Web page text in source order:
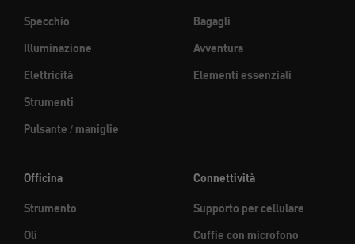
Specchio
Illuminazione
Elettricità
Strumenti
Pulsante / maniglie
Bagagli
Avventura
Elementi essenziali
Officina
Strumento
Oli
Connettività
Supporto per cellulare
Cuffie con microfono